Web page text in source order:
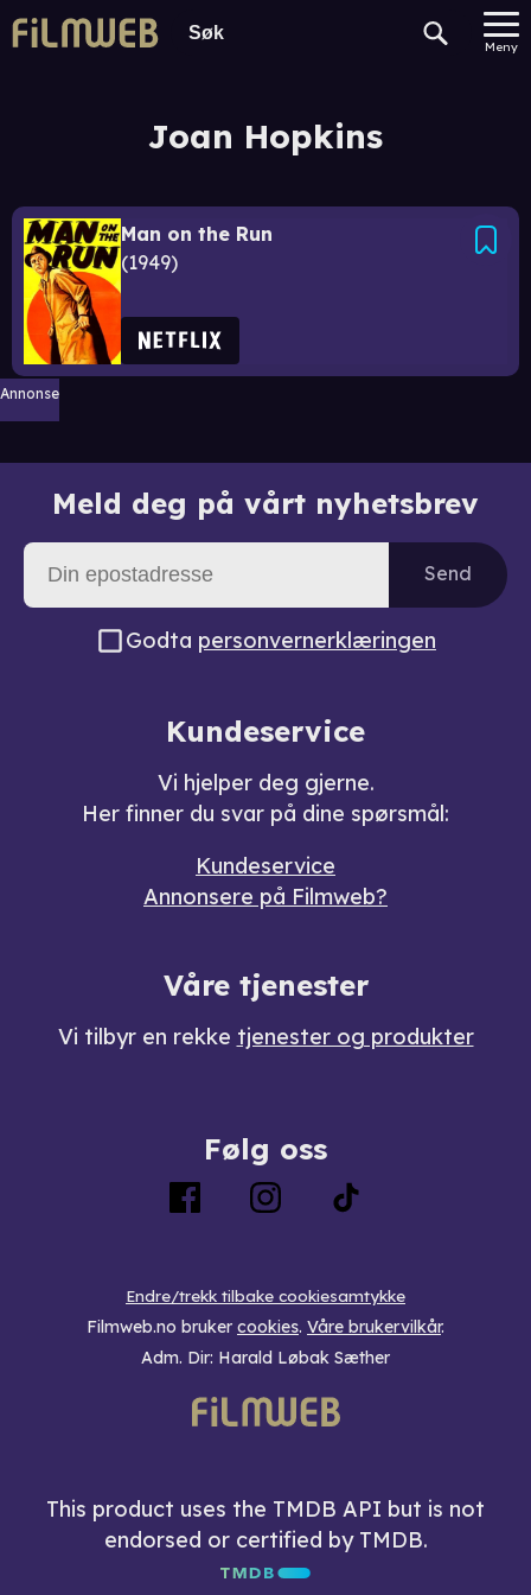
Meny
Joan Hopkins
Man on the Run
1949
Annonse
Meld deg på vårt nyhetsbrev
Send
Godta personvernerklæringen
Kundeservice
Vi hjelper deg gjerne.
Her finner du svar på dine spørsmål:
Kundeservice
Annonsere på Filmweb?
Våre tjenester
Vi tilbyr en rekke tjenester og produkter
Følg oss
Endre/trekk tilbake cookiesamtykke
Filmweb.no bruker cookies. Våre brukervilkår.
Adm. Dir: Harald Løbak Sæther
This product uses the TMDB API but is not
endorsed or certified by TMDB.